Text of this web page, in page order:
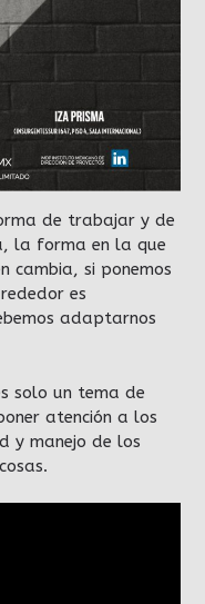
de trabajar y de
la forma en la que
cambia, si ponemos
es
adaptarnos
solo un tema de
atención a los
y manejo de los